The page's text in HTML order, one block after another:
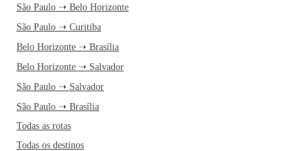
São Paulo ➝ Belo Horizonte
São Paulo ➝ Curitiba
Belo Horizonte ➝ Brasília
Belo Horizonte ➝ Salvador
São Paulo ➝ Salvador
São Paulo ➝ Brasília
Todas as rotas
Todas os destinos